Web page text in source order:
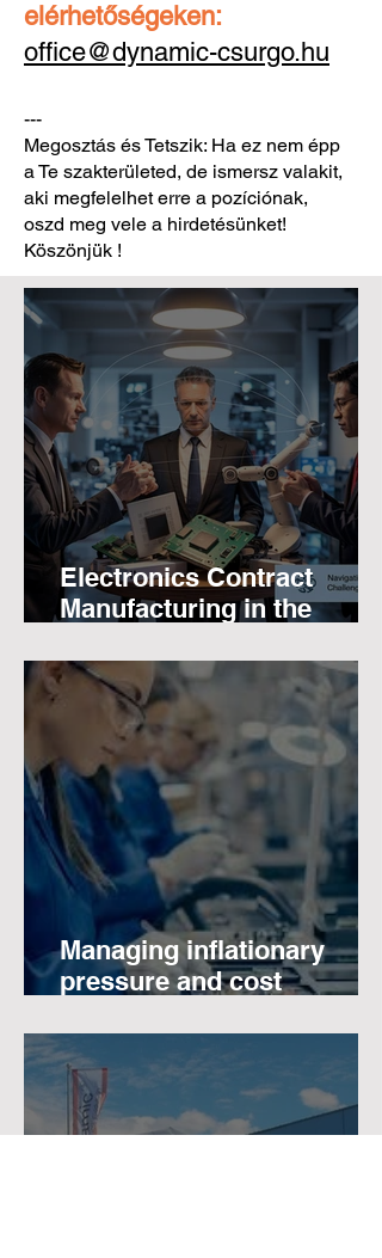
elérhetőségeken:
office@dynamic-csurgo.hu
---
Megosztás és Tetszik: Ha ez nem épp
a Te szakterületed, de ismersz valakit,
aki megfelelhet erre a pozíciónak,
oszd meg vele a hirdetésünket!
Köszönjük !
Electronics Contract
Manufacturing in the
Managing inflationary
pressure and cost
manufacturing